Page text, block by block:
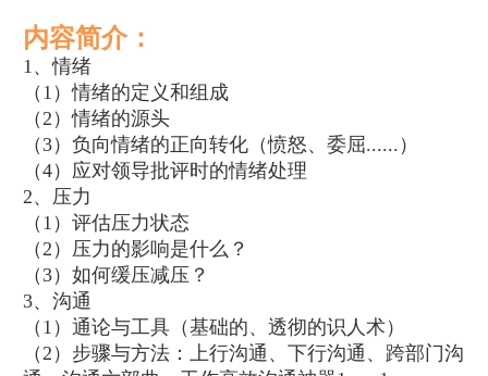
内容简介：
1、情绪
（1）情绪的定义和组成
（2）情绪的源头
（3）负向情绪的正向转化（愤怒、委屈......）
（4）应对领导批评时的情绪处理
2、压力
（1）评估压力状态
（2）压力的影响是什么？
（3）如何缓压减压？
3、沟通
（1）通论与工具（基础的、透彻的识人术）
（2）步骤与方法：上行沟通、下行沟通、跨部门沟